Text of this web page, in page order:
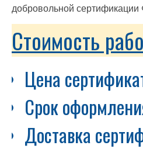
добровольной сертификации
Стоимость
Цена
Срок
Доставка